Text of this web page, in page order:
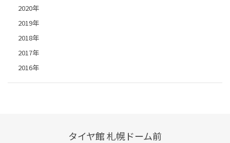
2020年
2019年
2018年
2017年
2016年
タイヤ館 札幌ドーム前